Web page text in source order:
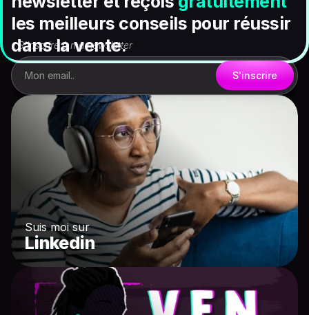
les meilleurs conseils pour réussir
dans la vente.
Mon email..
S'inscrire à ma newsletter
S'inscrire
Suis moi sur
Linkedin